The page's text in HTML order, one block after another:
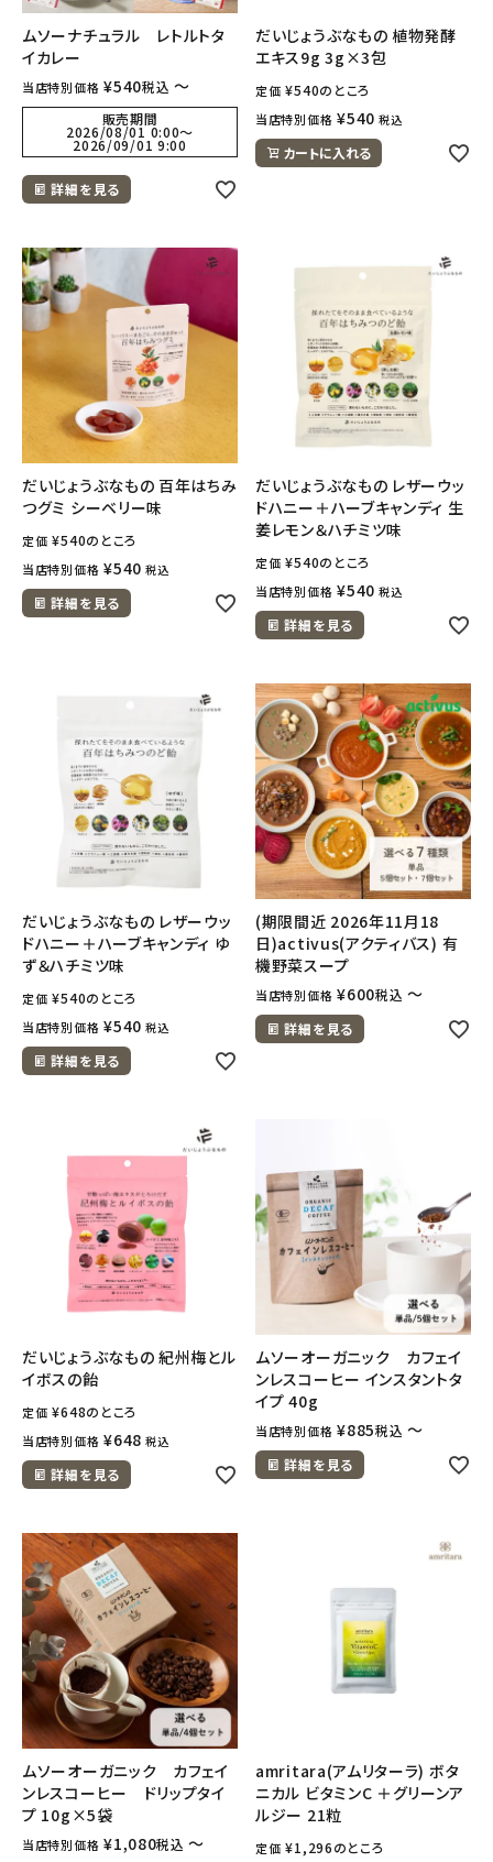
ムソーナチュラル レトルトタ
イカレー
当店特別価格 ¥540税込 〜
販売期間
2026/08/01 0:00〜
2026/09/01 9:00
詳細を見る
だいじょうぶなもの 植物発酵
エキス9g 3g×3包
定価 ¥540のところ
当店特別価格 ¥540 税込
カートに入れる
だいじょうぶなもの 百年はちみ
つグミ シーベリー味
定価 ¥540のところ
当店特別価格 ¥540 税込
詳細を見る
だいじょうぶなもの レザーウッ
ドハニー＋ハーブキャンディ 生
姜レモン＆ハチミツ味
定価 ¥540のところ
当店特別価格 ¥540 税込
詳細を見る
だいじょうぶなもの レザーウッ
ドハニー＋ハーブキャンディ ゆ
ず＆ハチミツ味
定価 ¥540のところ
当店特別価格 ¥540 税込
詳細を見る
(期限間近 2026年11月18
日)activus(アクティバス) 有
機野菜スープ
当店特別価格 ¥600税込 〜
詳細を見る
だいじょうぶなもの 紀州梅とル
イボスの飴
定価 ¥648のところ
当店特別価格 ¥648 税込
詳細を見る
ムソーオーガニック カフェイ
ンレスコーヒー インスタントタ
イプ 40g
当店特別価格 ¥885税込 〜
詳細を見る
ムソーオーガニック カフェイ
ンレスコーヒー ドリップタイ
プ 10g×5袋
当店特別価格 ¥1,080税込 〜
amritara(アムリターラ) ボタ
ニカル ビタミンC ＋グリーンア
ルジー 21粒
定価 ¥1,296のところ